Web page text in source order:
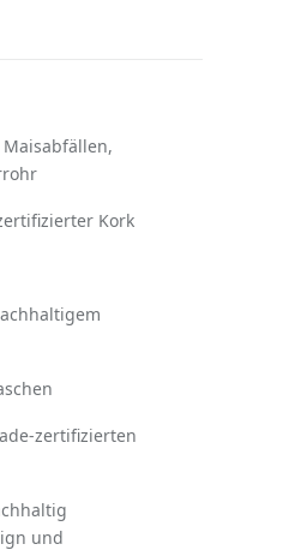
Maisabfällen,
Kork
zertifizierten
und